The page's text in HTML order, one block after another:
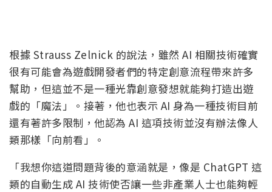
根據 Strauss Zelnick 的說法，雖然 AI 相關技術確實
很有可能會為遊戲開發者們的特定創意流程帶來許多
幫助，但這並不是一種光靠創意發想就能夠打造出遊
戲的「魔法」。接著，他也表示 AI 身為一種技術目前
還有著許多限制，他認為 AI 這項技術並沒有辦法像人
類那樣「向前看」。
「我想你這道問題背後的意涵就是，像是 ChatGPT 這
類的自動生成 AI 技術使否讓一些非產業人士也能夠輕